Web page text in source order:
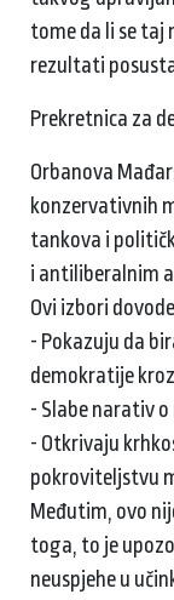
tome da li se taj
rezultati
Prekretnica za
Orbanova
konzervativnih
tankova i
i antiliberalnim
Ovi izbori
- Pokazuju da
demokratije
- Slabe narativ
- Otkrivaju
pokroviteljstvu
Međutim, ovo
toga, to je
neuspjehe u